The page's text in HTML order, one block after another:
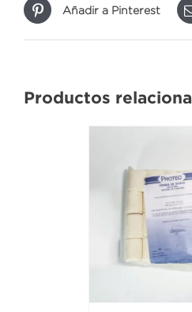
Añadir a Pinterest
Productos